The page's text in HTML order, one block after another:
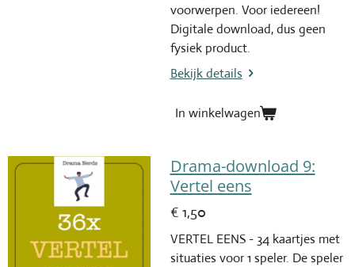
voorwerpen. Voor iedereen!
Digitale download, dus geen
fysiek product.
Bekijk details
In winkelwagen
Drama-download 9:
Vertel eens
€ 1,50
VERTEL EENS - 34 kaartjes met
situaties voor 1 speler. De speler